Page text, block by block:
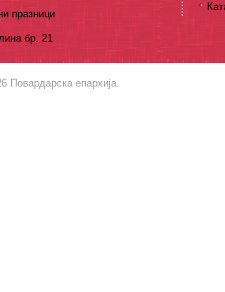
празници
бр. 21
Повардарска епархија.